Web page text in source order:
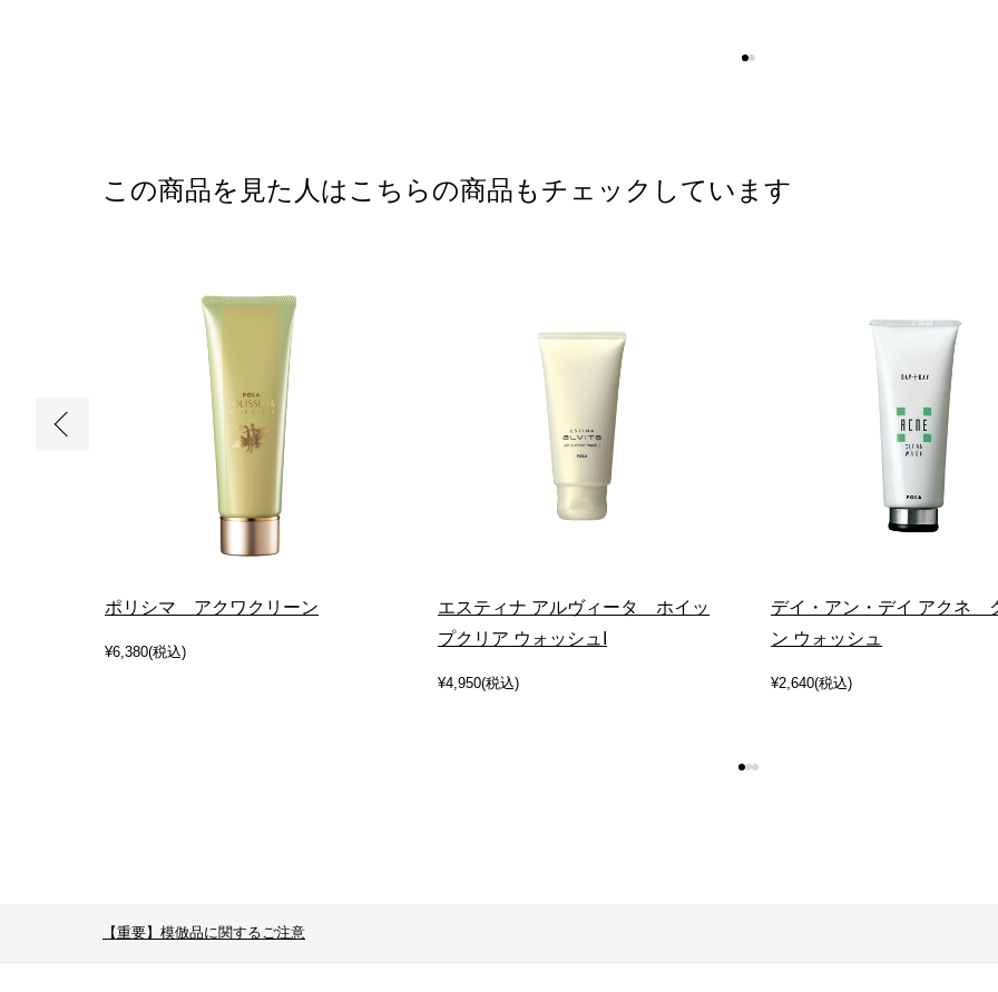
この商品を見た人はこちらの商品もチェックしています
ポリシマ アクワクリーン
¥6,380(税込)
エスティナ アルヴィータ ホイッ
プクリア ウォッシュI
¥4,950(税込)
デイ・アン・デイ アクネ
ン ウォッシュ
¥2,640(税込)
【重要】模倣品に関するご注意